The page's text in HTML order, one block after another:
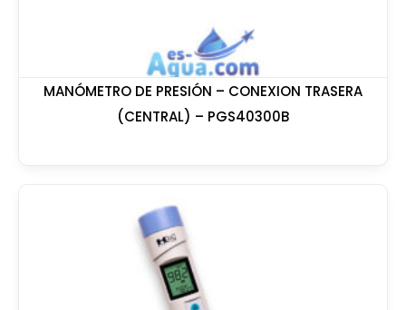
MANÓMETRO DE PRESIÓN – CONEXION TRASERA
(CENTRAL) – PGS40300B